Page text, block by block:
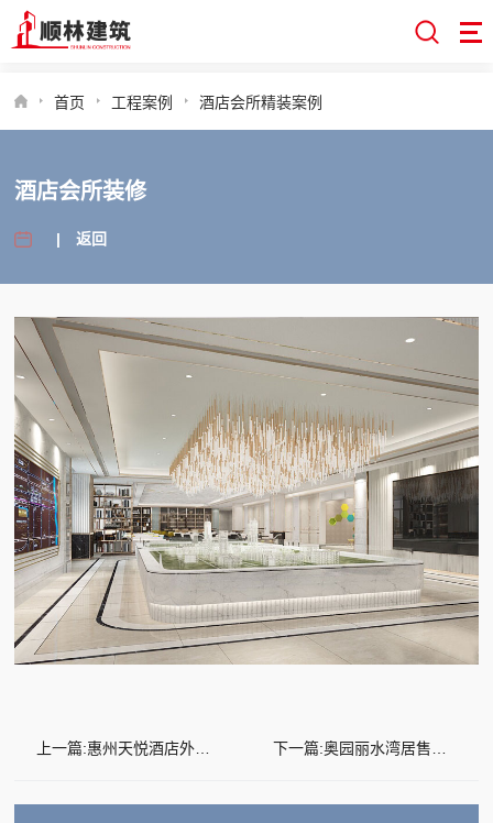
首页 工程案例 酒店会所精装案例
酒店会所装修
|返回